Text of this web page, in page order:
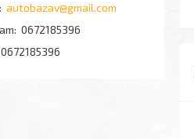
autobazav@gmail.com
0672185396
0672185396